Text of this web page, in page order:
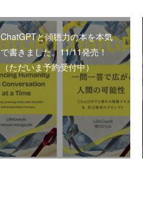
ChatGPTと傾聴力の本を本気
で書きました。11/11発売！
（ただいま予約受付中）